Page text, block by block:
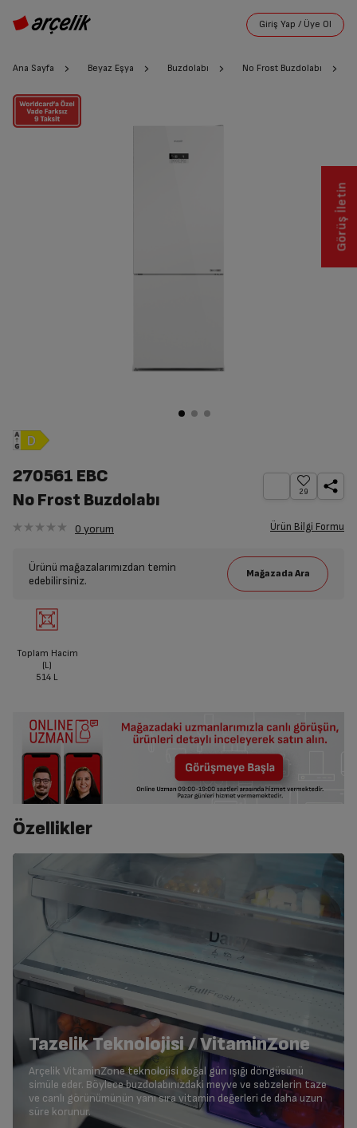
Ana Sayfa Beyaz Eşya Buzdolabı No Frost Buzdolabı
270561 EBC
No Frost Buzdolabı
29
0 yorum Ürün Bilgi Formu
Ürünü mağazalarımızdan temin
edebilirsiniz.
Toplam Hacim
(L)
514 L
Özellikler
Tazelik Teknolojisi / VitaminZone
Arçelik VitaminZone teknolojisi doğal gün ışığı döngüsünü
simüle eder. Böylece buzdolabınızdaki meyve ve sebzelerin taze
ve canlı görünümünün yanı sıra vitamin değerleri de daha uzun
süre korunur.
Görüş İletin